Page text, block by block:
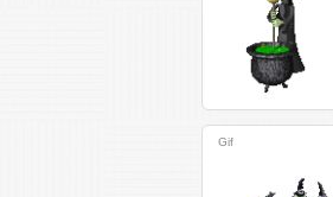
Gif